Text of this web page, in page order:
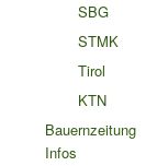
SBG
STMK
Tirol
KTN
Bauernzeitung
Infos